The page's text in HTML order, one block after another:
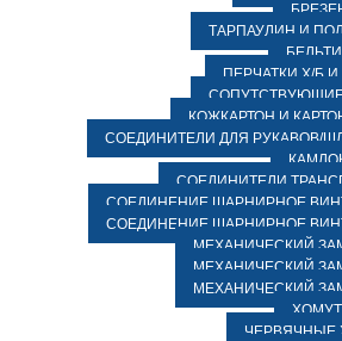
ТАРПАУЛИН И
ПЕРЧАТКИ Х/Б
КОЖКАРТОН И
СОЕДИНИТЕЛИ ДЛЯ РУКАВОВ/
СОЕДИНИТЕЛИ
СОЕДИНЕНИЕ ШАРНИРНОЕ
СОЕДИНЕНИЕ ШАРНИРНОЕ
МЕХАНИЧЕСКИЙ
МЕХАНИЧЕСКИЙ
МЕХАНИЧЕСКИЙ
ЧЕРВЯЧНЫЕ